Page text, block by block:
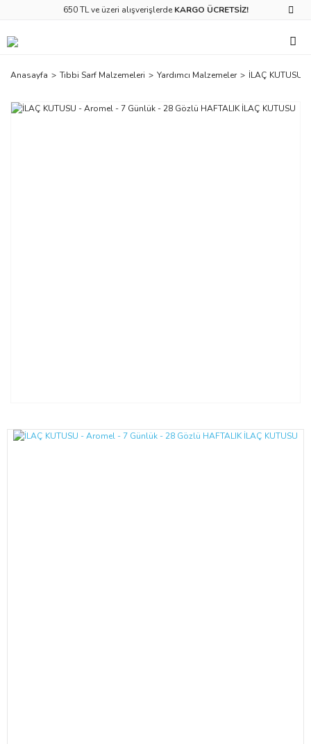
650 TL ve üzeri alışverişlerde KARGO ÜCRETSİZ!
Anasayfa Tıbbi Sarf Malzemeleri Yardımcı Malzemeler İLAÇ KUTUSU